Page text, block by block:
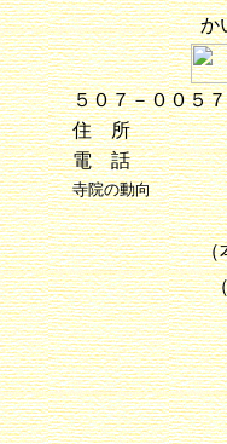
５０７－００
住 所
電 話
寺院の動向
（